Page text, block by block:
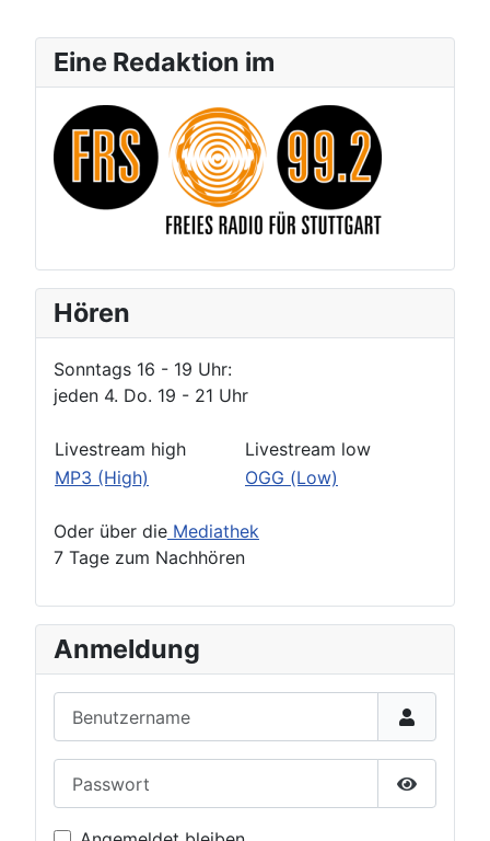
Eine Redaktion im
Hören
Sonntags 16 - 19 Uhr:
jeden 4. Do. 19 - 21 Uhr
Livestream high
Livestream low
MP3 (High)
OGG (Low)
Oder über die Mediathek
7 Tage zum Nachhören
Anmeldung
Passwort